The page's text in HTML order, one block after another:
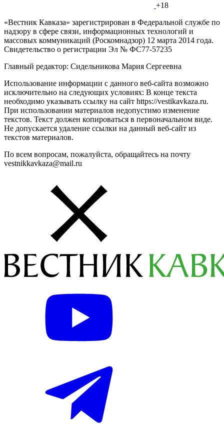
+18
«Вестник Кавказа» зарегистрирован в Федеральной службе по
надзору в сфере связи, информационных технологий и
массовых коммуникаций (Роскомнадзор) 12 марта 2014 года.
Свидетельство о регистрации Эл № ФС77-57235
Главный редактор: Сидельникова Мария Сергеевна
Использование информации с данного веб-сайта возможно
исключительно на следующих условиях: В конце текста
необходимо указывать ссылку на сайт https://vestikavkaza.ru.
При использовании материалов недопустимо изменение
текстов. Текст должен копироваться в первоначальном виде.
Не допускается удаление ссылки на данный веб-сайт из
текстов материалов.
По всем вопросам, пожалуйста, обращайтесь на почту
vestnikkavkaza@mail.ru